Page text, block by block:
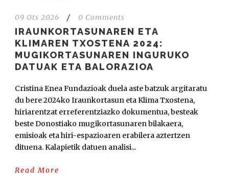
09 Ots 2026 / 0 Comments
IRAUNKORTASUNAREN ETA
KLIMAREN TXOSTENA 2024:
MUGIKORTASUNAREN INGURUKO
DATUAK ETA BALORAZIOA
Cristina Enea Fundazioak duela aste batzuk argitaratu
du bere 2024ko Iraunkortasun eta Klima Txostena,
hiriarentzat erreferentziazko dokumentua, besteak
beste Donostiako mugikortasunaren bilakaera,
emisioak eta hiri-espazioaren erabilera aztertzen
dituena. Kalapietik datuen analisi...
Read More